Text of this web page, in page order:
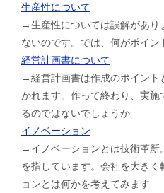
生産性について
→生産性については誤解があり
ないのです。では、何がポイン
経営計画書について
→経営計画書は作成のポイント
かれます。作って終わり、実
るのではないでしょうか
イノベーション
→イノベーションとは技術革新
を指しています。会社を大き
ョンとは何かを考えてみます